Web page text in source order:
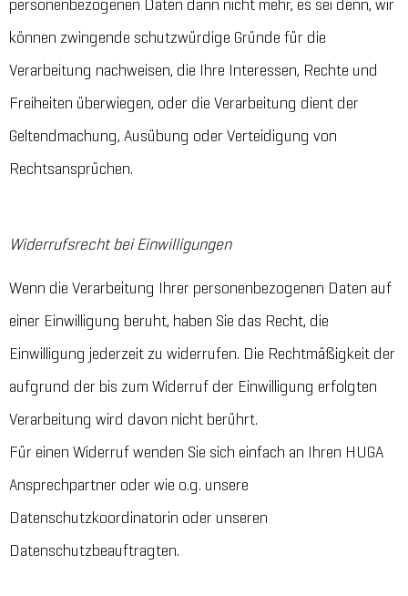
personenbezogenen Daten dann nicht mehr, es sei denn, wir
können zwingende schutzwürdige Gründe für die
Verarbeitung nachweisen, die Ihre Interessen, Rechte und
Freiheiten überwiegen, oder die Verarbeitung dient der
Geltendmachung, Ausübung oder Verteidigung von
Rechtsansprüchen.
Widerrufsrecht bei Einwilligungen
Wenn die Verarbeitung Ihrer personenbezogenen Daten auf
einer Einwilligung beruht, haben Sie das Recht, die
Einwilligung jederzeit zu widerrufen. Die Rechtmäßigkeit der
aufgrund der bis zum Widerruf der Einwilligung erfolgten
Verarbeitung wird davon nicht berührt.
Für einen Widerruf wenden Sie sich einfach an Ihren HUGA
Ansprechpartner oder wie o.g. unsere
Datenschutzkoordinatorin oder unseren
Datenschutzbeauftragten.